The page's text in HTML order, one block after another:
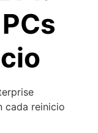
cada reinicio